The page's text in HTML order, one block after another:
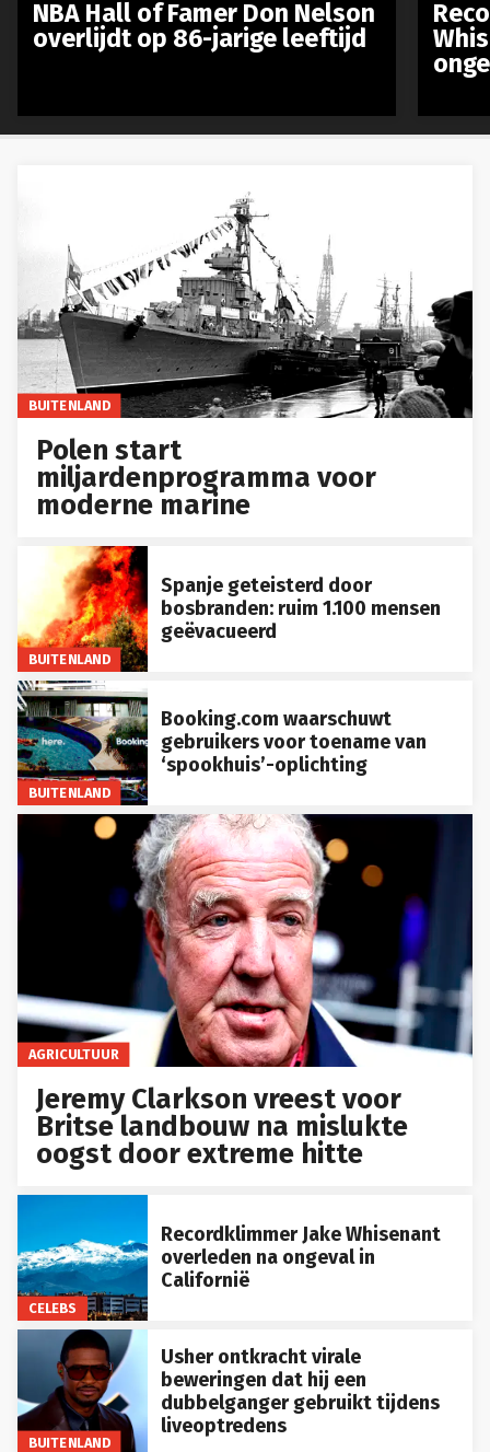
BUITENLAND
Polen start
miljardenprogramma voor
moderne marine
BUITENLAND
Spanje geteisterd door
bosbranden: ruim 1.100 mensen
geëvacueerd
BUITENLAND
Booking.com waarschuwt
gebruikers voor toename van
‘spookhuis’-oplichting
AGRICULTUUR
Jeremy Clarkson vreest voor
Britse landbouw na mislukte
oogst door extreme hitte
CELEBS
Recordklimmer Jake Whisenant
overleden na ongeval in
Californië
BUITENLAND
Usher ontkracht virale
beweringen dat hij een
dubbelganger gebruikt tijdens
liveoptredens
NBA Hall of Famer Don Nelson
overlijdt op 86-jarige leeftijd